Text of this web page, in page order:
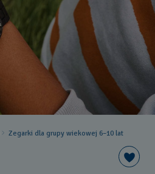
Zegarki dla grupy wiekowej 6–10 lat